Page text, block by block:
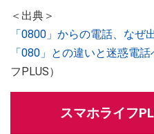
＜出典＞
「0800」からの電話、なぜ
「080」との違いと迷惑電
フPLUS）
スマホライフ